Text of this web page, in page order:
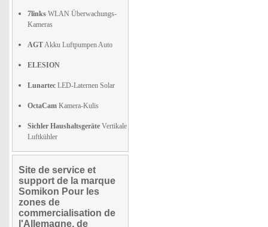
7links WLAN Überwachungs-
Kameras
AGTAkku Luftpumpen Auto
ELESION
Lunartec LED-Laternen Solar
OctaCam Kamera-Kulis
Sichler Haushaltsgeräte Vertikale
Luftkühler
Site de service et
support de la marque
Somikon Pour les
zones de
commercialisation de
l'Allemagne, de